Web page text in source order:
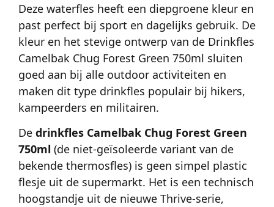
Deze waterfles heeft een diepgroene kleur en
past perfect bij sport en dagelijks gebruik. De
kleur en het stevige ontwerp van de Drinkfles
Camelbak Chug Forest Green 750ml sluiten
goed aan bij alle outdoor activiteiten en
maken dit type drinkfles populair bij hikers,
kampeerders en militairen.
De drinkfles Camelbak Chug Forest Green
750ml (de niet-geïsoleerde variant van de
bekende thermosfles) is geen simpel plastic
flesje uit de supermarkt. Het is een technisch
hoogstandje uit de nieuwe Thrive-serie,